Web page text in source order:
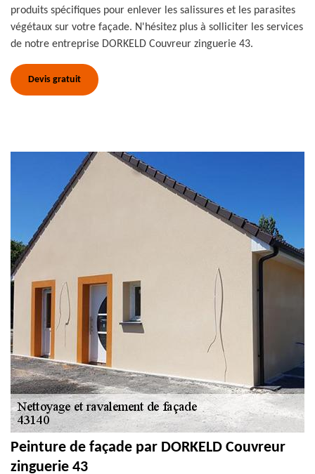
produits spécifiques pour enlever les salissures et les parasites
végétaux sur votre façade. N'hésitez plus à solliciter les services
de notre entreprise DORKELD Couvreur zinguerie 43.
Devis gratuit
Peinture de façade par DORKELD Couvreur
zinguerie 43